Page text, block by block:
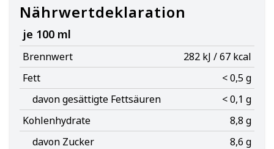
Nährwertdeklaration
je 100 ml
Brennwert
282 kJ / 67 kcal
Fett
< 0,5 g
davon gesättigte Fettsäuren
< 0,1 g
Kohlenhydrate
8,8 g
davon Zucker
8,6 g